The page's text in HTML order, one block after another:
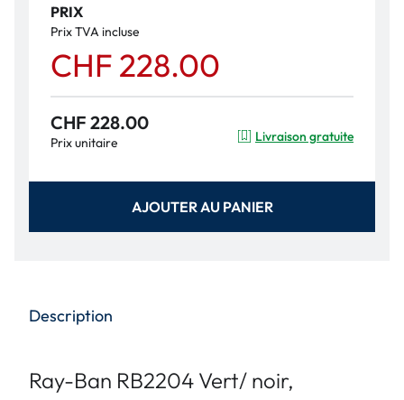
PRIX
Prix TVA incluse
CHF 228.00
CHF 228.00
Prix unitaire Livraison gratuite
AJOUTER AU PANIER
Description
Ray-Ban RB2204 Vert/ noir,